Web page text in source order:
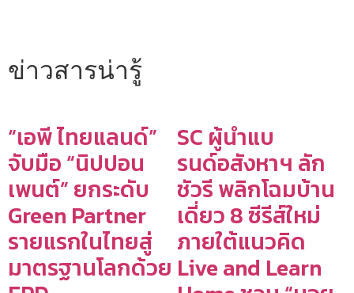
ข่าวสารน่ารู้
“เอพี ไทยแลนด์”
จับมือ “นิปปอน
เพนต์” ยกระดับ
Green Partner
รายแรกในไทยสู่
มาตรฐานโลกด้วย
SC ผู้นำแบ
รนด์อสังหาฯ ลัก
ชัวรี พลิกโฉมบ้าน
เดี่ยว 8 ซีรีส์ใหม่
ภายใต้แนวคิด
Live and Learn